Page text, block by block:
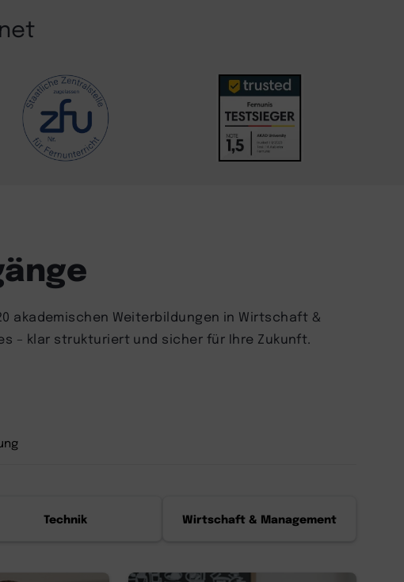
akademischen Weiterbildungen in Wirtschaft &
– klar strukturiert und sicher für Ihre Zukunft.
Technik Wirtschaft & Management